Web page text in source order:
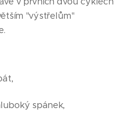
"výstřelům"
spánek,